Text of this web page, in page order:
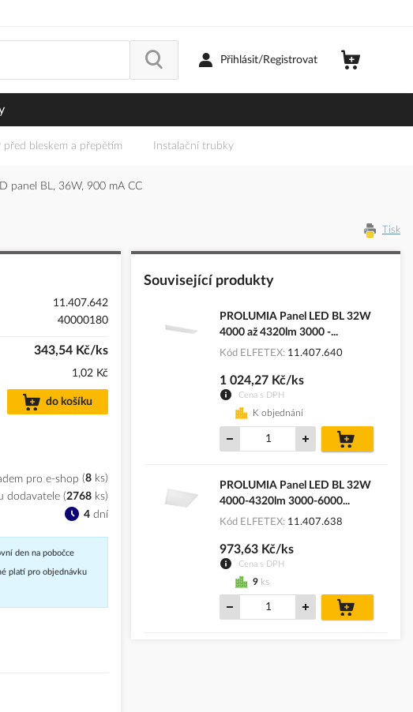
Přihlásit/Registrovat
před bleskem a přepětím Instalační trubky
panel BL, 36W, 900 mA CC
Tisk
11.407.642
40000180
343,54 Kč/ks
1,02 Kč
do košíku
pro e-shop 8 ks
4dní
dodavatele (2768 ks)
den na pobočce
platí pro objednávku
Související produkty
PROLUMIA Panel LED BL 32W
4000 až 4320lm 3000 -...
Kód ELFETEX 11.407.640
Cena s DPH
1 024,27 Kč/ks
K objednání
košíku
PROLUMIA Panel LED BL 32W
4000-4320lm 3000-6000...
Kód ELFETEX 11.407.638
Cena s DPH
973,63 Kč/ks
9 ks
košíku